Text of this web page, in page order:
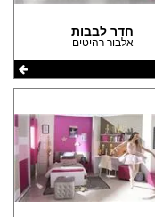
חדר לבבות
אלבור רהיטים